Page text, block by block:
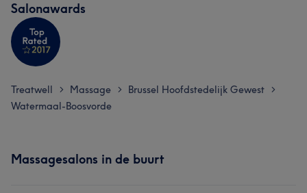
Salonawards
Treatwell > Massage > Brussel Hoofdstedelijk Gewest >
Watermaal-Boosvorde
Massagesalons in de buurt